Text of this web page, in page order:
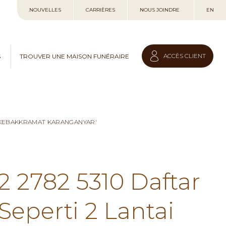
au
NOUVELLES CARRIÈRES NOUS JOINDRE EN
TROUVER UNE MAISON FUNÉRAIRE ACCÈS CLIENT
KARANGANYAR'
2782 5310 Daftar
2 Lantai